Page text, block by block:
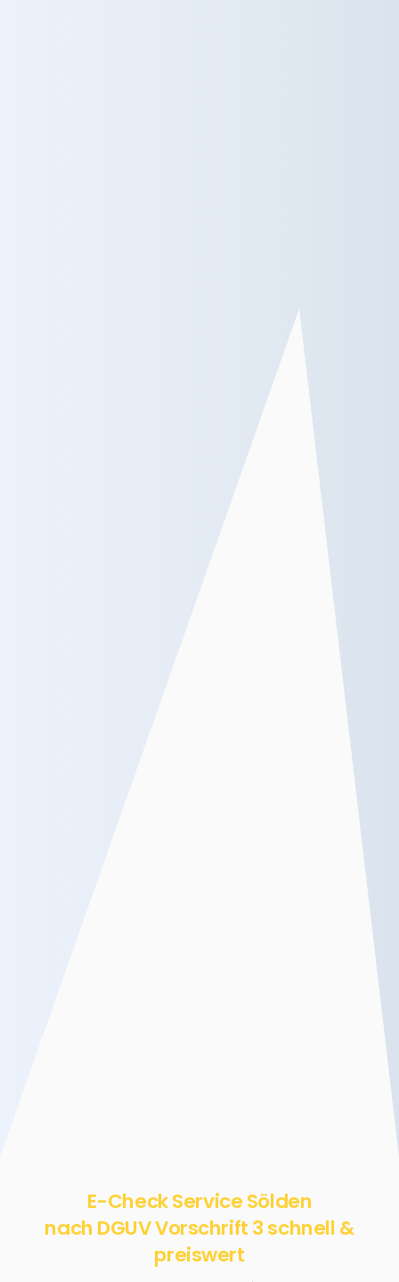
E-Check Service Sölden
nach DGUV Vorschrift 3 schnell &
preiswert